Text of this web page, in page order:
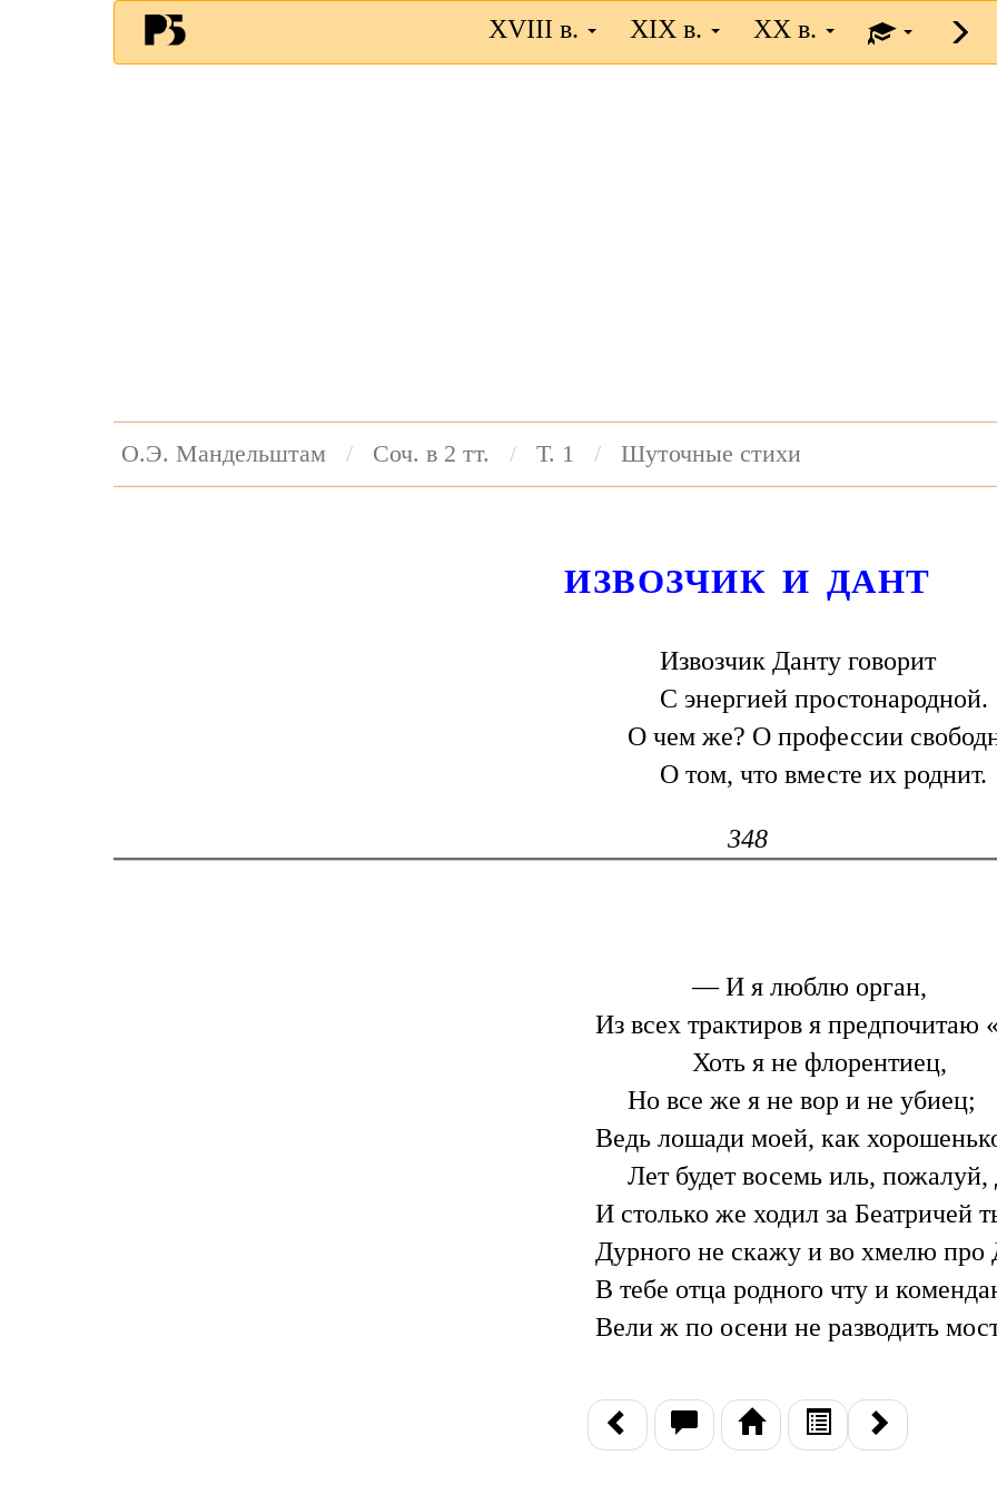
XVIII в. XIX в. XX в.
О.Э. Мандельштам Соч. в 2 тт. Т. 1 Шуточные стихи
ИЗВОЗЧИК И ДАНТ
Извозчик Данту говорит
С энергией простонародной.
О чем же? О профессии
О том, что вместе их роднит.
348
— И я люблю орган,
Из всех трактиров я предпочитаю
Хоть я не флорентиец,
Но все же я не вор и не убиец;
Ведь лошади моей, как
Лет будет восемь иль,
И столько же ходил за Беатричей
Дурного не скажу и во хмелю про
В тебе отца родного чту и
Вели ж по осени не разводить